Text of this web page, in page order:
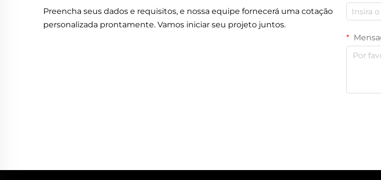
Preencha seus dados e requisitos, e nossa equipe fornecerá uma cotação
personalizada prontamente. Vamos iniciar seu projeto juntos.